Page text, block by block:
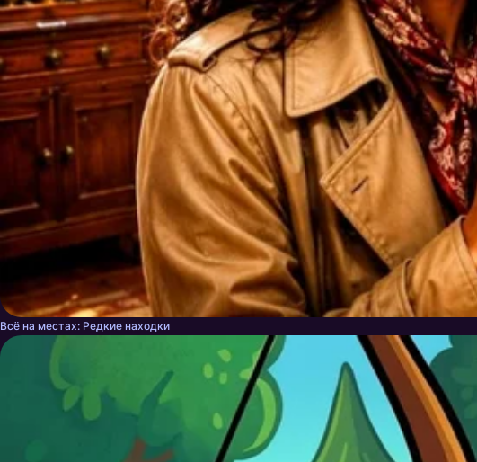
Всё на местах: Редкие находки